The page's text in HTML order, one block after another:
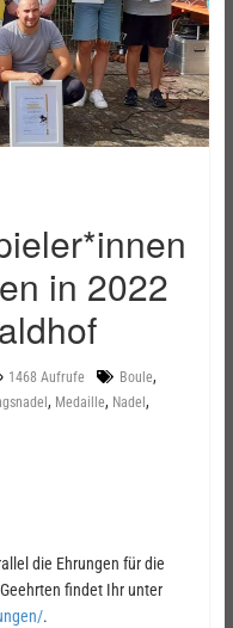
in 2022
1468 Aufrufe Boule,
, Medaille, Nadel ,
die Ehrungen für die
findet Ihr unter
.